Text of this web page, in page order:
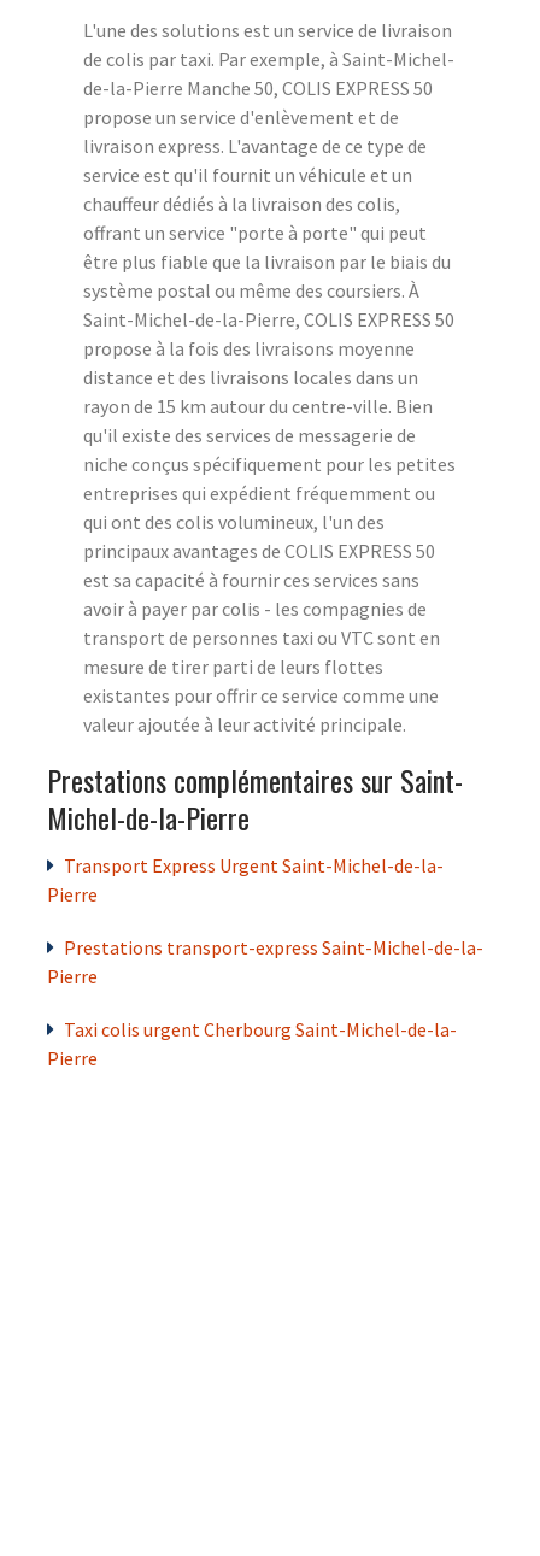
L'une des solutions est un service de livraison
de colis par taxi. Par exemple, à Saint-Michel-
de-la-Pierre Manche 50, COLIS EXPRESS 50
propose un service d'enlèvement et de
livraison express. L'avantage de ce type de
service est qu'il fournit un véhicule et un
chauffeur dédiés à la livraison des colis,
offrant un service "porte à porte" qui peut
être plus fiable que la livraison par le biais du
système postal ou même des coursiers. À
Saint-Michel-de-la-Pierre, COLIS EXPRESS 50
propose à la fois des livraisons moyenne
distance et des livraisons locales dans un
rayon de 15 km autour du centre-ville. Bien
qu'il existe des services de messagerie de
niche conçus spécifiquement pour les petites
entreprises qui expédient fréquemment ou
qui ont des colis volumineux, l'un des
principaux avantages de COLIS EXPRESS 50
est sa capacité à fournir ces services sans
avoir à payer par colis - les compagnies de
transport de personnes taxi ou VTC sont en
mesure de tirer parti de leurs flottes
existantes pour offrir ce service comme une
valeur ajoutée à leur activité principale.
Prestations complémentaires sur Saint-
Michel-de-la-Pierre
Transport Express Urgent Saint-Michel-de-la-
Pierre
Prestations transport-express Saint-Michel-de-la-
Pierre
Taxi colis urgent Cherbourg Saint-Michel-de-la-
Pierre